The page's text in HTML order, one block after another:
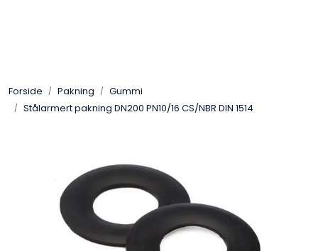
Forside Pakning
Gummi
Stålarmert pakning DN200 PN10/16 CS/NBR DIN 1514
Pakning
Automasjon
Slitasjeteknikk